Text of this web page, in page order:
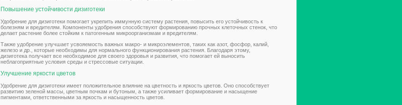
Повышение устойчивости дизиготеки
Удобрение для дизиготеки помогает укрепить иммунную систему растения, повысить его устойчивость к
болезням и вредителям. Компоненты удобрения способствуют формированию прочных клеточных стенок, что
делает растение более стойким к патогенным микроорганизмам и вредителям.
Также удобрение улучшает усвояемость важных макро- и микроэлементов, таких как азот, фосфор, калий,
железо и др., которые необходимы для нормального функционирования растения. Благодаря этому,
дизиготека получает все необходимое для своего здоровья и развития, что помогает ей выносить
неблагоприятные условия среды и стрессовые ситуации.
Улучшение яркости цветов
Удобрение для дизиготеки имеет положительное влияние на цветность и яркость цветов. Оно способствует
развитию зеленой массы, цветным почкам и бутоным, а также усиливает формирование и насыщение
пигментами, ответственными за яркость и насыщенность цветов.